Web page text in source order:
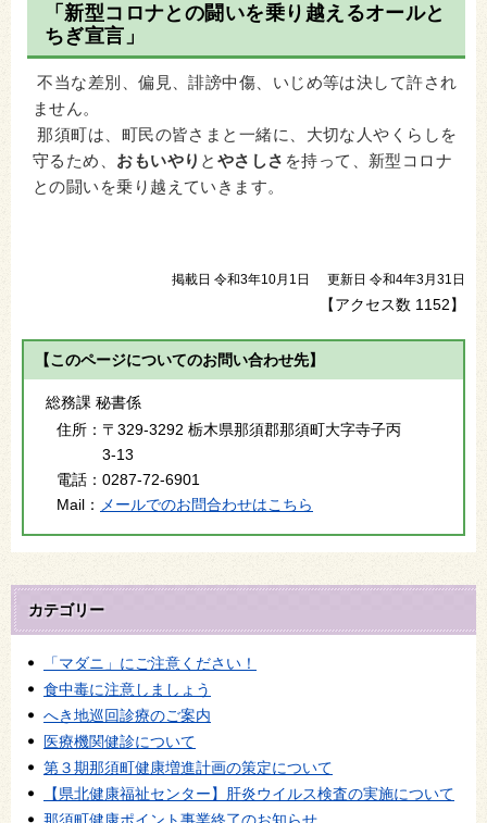
「新型コロナとの闘いを乗り越えるオールと
ちぎ宣言」
不当な差別、偏見、誹謗中傷、いじめ等は決して許され
ません。
那須町は、町民の皆さまと一緒に、大切な人やくらしを
守るため、 おもいやり と やさしさ を持って、新型コロナ
との闘いを乗り越えていきます。
掲載日 令和3年10月1日 更新日 令和4年3月31日
【アクセス数 1152】
【このページについてのお問い合わせ先】
総務課 秘書係
住所： 〒329-3292 栃木県那須郡那須町大字寺子丙
3-13
電話： 0287-72-6901
Mail：
メールでのお問合わせはこちら
カテゴリー
「マダニ」にご注意ください！
食中毒に注意しましょう
へき地巡回診療のご案内
医療機関健診について
第３期那須町健康増進計画の策定について
【県北健康福祉センター】肝炎ウイルス検査の実施について